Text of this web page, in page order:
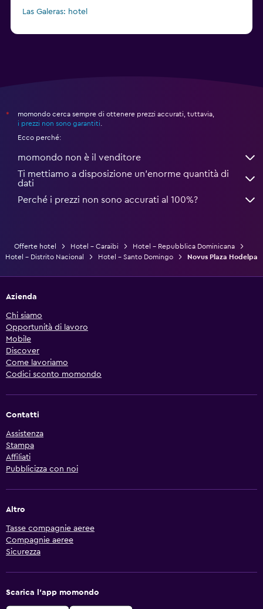
Las Galeras: hotel
*
momondo cerca sempre di ottenere prezzi accurati, tuttavia,
i prezzi non sono garantiti
Ecco perché:
momondo non è il venditore
Ti mettiamo a disposizione un’enorme quantità di
dati
Perché i prezzi non sono accurati al 100%?
Offerte hotel Hotel - Caraibi
Hotel - Repubblica Dominicana
Hotel - Distrito Nacional
Hotel - Santo Domingo Novus Plaza Hodelpa
Azienda
Chi siamo
Opportunità di lavoro
Mobile
Discover
Come lavoriamo
Codici sconto momondo
Contatti
Assistenza
Stampa
Affiliati
Pubblicizza con noi
Altro
Tasse compagnie aeree
Compagnie aeree
Sicurezza
Scarica l'app momondo